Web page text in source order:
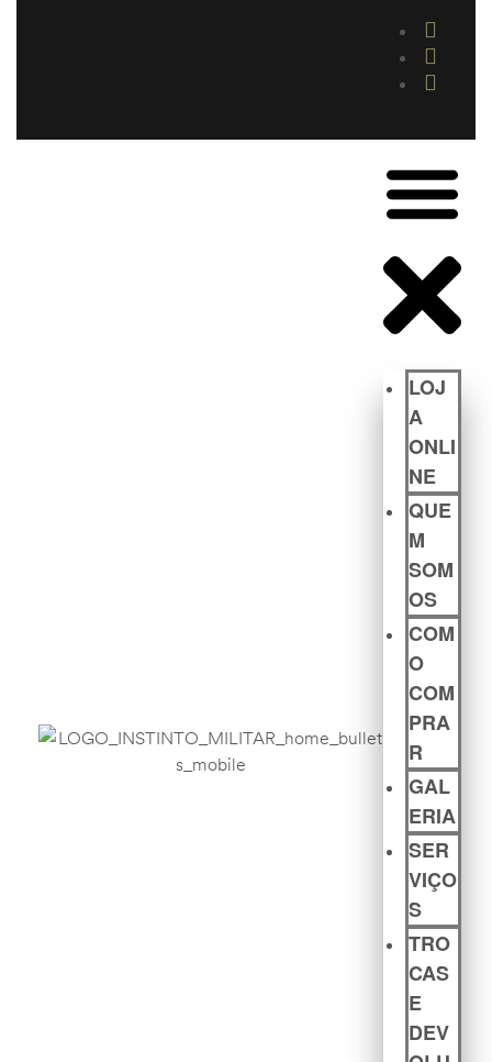
LOJ
A
ONLI
NE
QUE
M
SOM
OS
COM
O
COM
PRA
R
GAL
ERIA
SER
VIÇO
S
TRO
CAS
E
DEV